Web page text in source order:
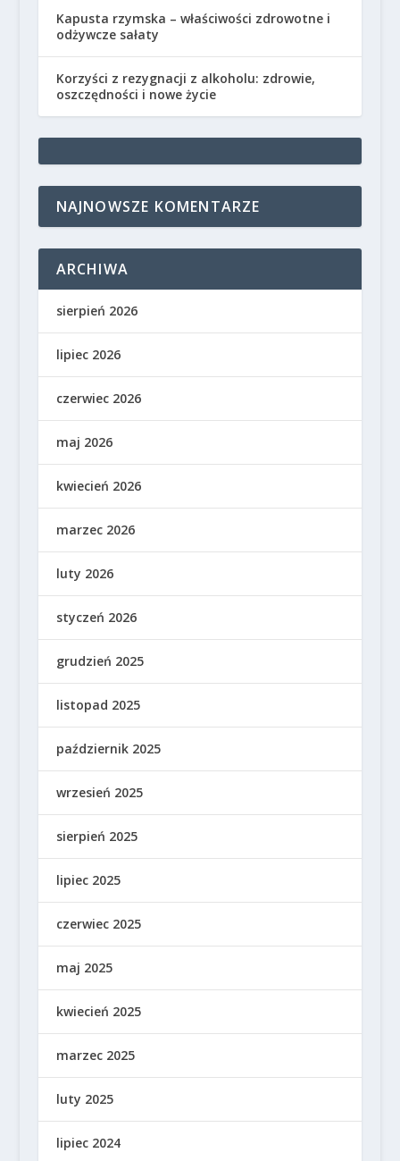
Kapusta rzymska – właściwości zdrowotne i
odżywcze sałaty
Korzyści z rezygnacji z alkoholu: zdrowie,
oszczędności i nowe życie
NAJNOWSZE KOMENTARZE
ARCHIWA
sierpień 2026
lipiec 2026
czerwiec 2026
maj 2026
kwiecień 2026
marzec 2026
luty 2026
styczeń 2026
grudzień 2025
listopad 2025
październik 2025
wrzesień 2025
sierpień 2025
lipiec 2025
czerwiec 2025
maj 2025
kwiecień 2025
marzec 2025
luty 2025
lipiec 2024